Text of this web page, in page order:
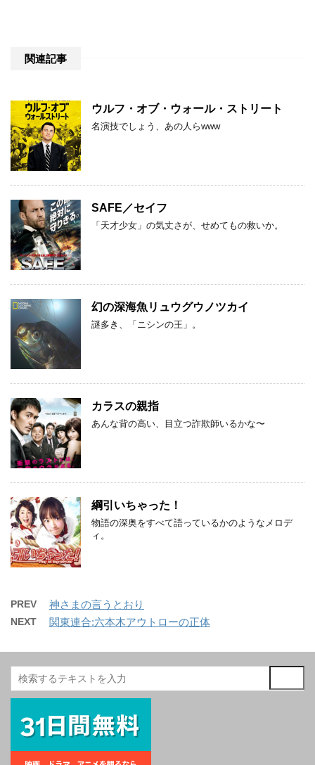
関連記事
ウルフ・オブ・ウォール・ストリート
名演技でしょう、あの人らwww
SAFE／セイフ
「天才少女」の気丈さが、せめてもの救いか。
幻の深海魚リュウグウノツカイ
謎多き、「ニシンの王」。
カラスの親指
あんな背の高い、目立つ詐欺師いるかな〜
綱引いちゃった！
物語の深奥をすべて語っているかのようなメロデ
ィ。
PREV 神さまの言うとおり
NEXT 関東連合:六本木アウトローの正体